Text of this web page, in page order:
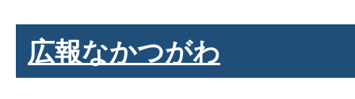
広報なかつがわ